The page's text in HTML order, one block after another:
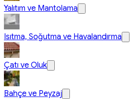
Yalıtım ve Mantolama
Isıtma, Soğutma ve Havalandırma
Çatı ve Oluk
Bahçe ve Peyzaj